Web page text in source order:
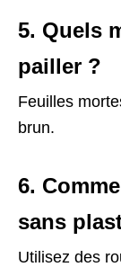
5. Quels
pailler ?
Feuilles
brun.
6.
sans
Utilisez des